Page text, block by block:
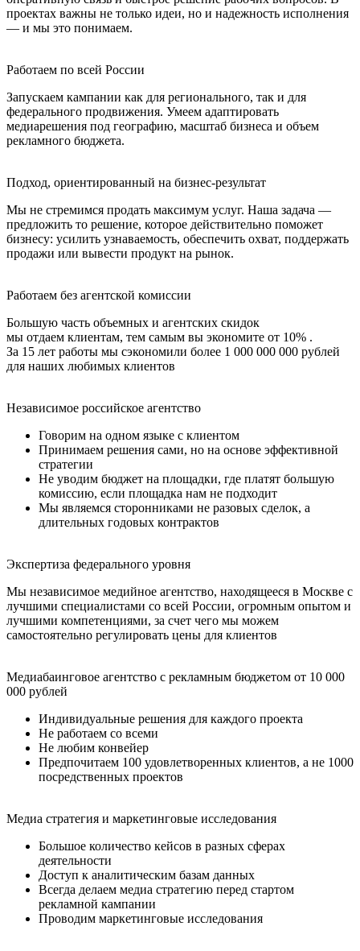
проектах важны не только идеи, но и надежность исполнения
— и мы это понимаем.
Работаем по всей России
Запускаем кампании как для регионального, так и для
федерального продвижения. Умеем адаптировать
медиарешения под географию, масштаб бизнеса и объем
рекламного бюджета.
Подход, ориентированный на бизнес-результат
Мы не стремимся продать максимум услуг. Наша задача —
предложить то решение, которое действительно поможет
бизнесу: усилить узнаваемость, обеспечить охват, поддержать
продажи или вывести продукт на рынок.
Работаем без агентской комиссии
Большую часть объемных и агентских скидок
мы отдаем клиентам, тем самым вы экономите от 10% .
За 15 лет работы мы сэкономили более 1 000 000 000 рублей
для наших любимых клиентов
Независимое российское агентство
Говорим на одном языке с клиентом
Принимаем решения сами, но на основе эффективной
стратегии
Не уводим бюджет на площадки, где платят большую
комиссию, если площадка нам не подходит
Мы являемся сторонниками не разовых сделок, а
длительных годовых контрактов
Экспертиза федерального уровня
Мы независимое медийное агентство, находящееся в Москве с
лучшими специалистами со всей России, огромным опытом и
лучшими компетенциями, за счет чего мы можем
самостоятельно регулировать цены для клиентов
Медиабаинговое агентство с рекламным бюджетом от 10 000
000 рублей
Индивидуальные решения для каждого проекта
Не работаем со всеми
Не любим конвейер
Предпочитаем 100 удовлетворенных клиентов, а не 1000
посредственных проектов
Медиа стратегия и маркетинговые исследования
Большое количество кейсов в разных сферах
деятельности
Доступ к аналитическим базам данных
Всегда делаем медиа стратегию перед стартом
рекламной кампании
Проводим маркетинговые исследования